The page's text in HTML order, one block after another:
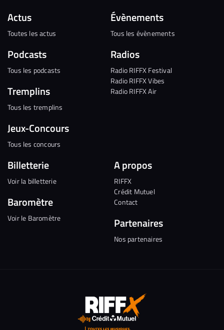
Actus
Toutes les actus
Podcasts
Tous les podcasts
Tremplins
Tous les tremplins
Jeux-Concours
Tous les concours
Évènements
Tous les évènements
Radios
Radio RIFFX Festival
Radio RIFFX Vibes
Radio RIFFX Air
Billetterie
Voir la billetterie
Baromètre
Voir le Baromètre
A propos
RIFFX
Crédit Mutuel
Contact
Partenaires
Nos partenaires